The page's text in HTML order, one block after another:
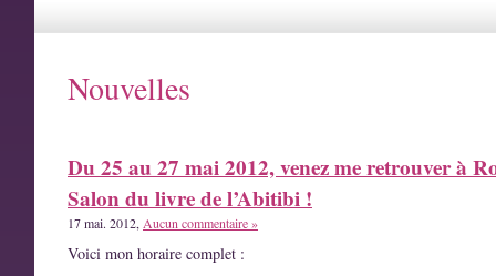
Nouvelles
Du 25 au 27 mai 2012, venez me retrouver à
Salon du livre de l’Abitibi !
17 mai. 2012, Aucun commentaire »
Voici mon horaire complet :